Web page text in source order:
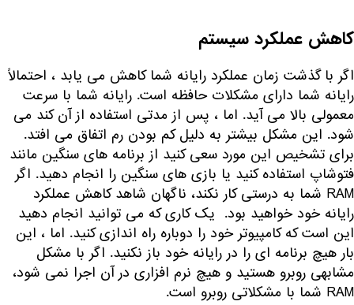
کاهش عملکرد سیستم
اگر با گذشت زمان عملکرد رایانه شما کاهش می یابد ، احتمالاً
رایانه شما دارای مشکلات حافظه است. رایانه شما با سرعت
معمولی بالا می آید. اما ، پس از مدتی استفاده از آن کند می
شود. این مشکل بیشتر به دلیل کم بودن رم اتفاق می افتد.
برای تشخیص این مورد سعی کنید از برنامه های سنگین مانند
فتوشاپ استفاده کنید یا بازی های سنگین را انجام دهید. اگر
RAM شما به درستی کار نکند، ناگهان شاهد کاهش عملکرد
رایانه خود خواهید بود. یک کاری که می توانید انجام دهید
این است که کامپیوتر خود را دوباره راه اندازی کنید. اما ، این
بار هیچ برنامه ای را در رایانه خود باز نکنید. اگر با مشکل
مشابهی روبرو هستید و هیچ نرم افزاری در آن اجرا نمی شود،
RAM شما با مشکلاتی روبرو است.